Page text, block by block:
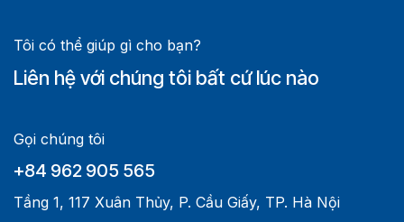
Tôi có thể giúp gì cho bạn?
Liên hệ với chúng tôi bất cứ lúc nào
Gọi chúng tôi
+84 962 905 565
Tầng 1, 117 Xuân Thủy, P. Cầu Giấy, TP. Hà Nội